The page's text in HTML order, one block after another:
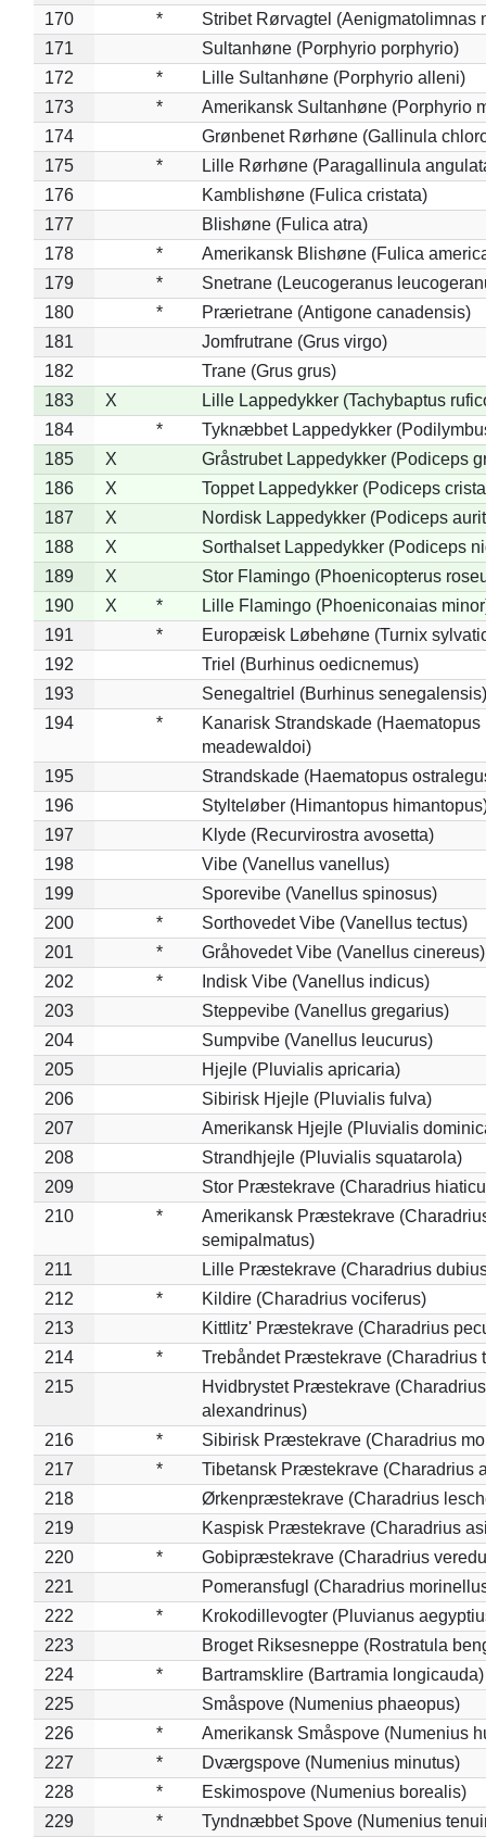
170
*
Stribet Rørvagtel (Aenigmatolimnas
171
Sultanhøne (Porphyrio porphyrio)
172
*
Lille Sultanhøne (Porphyrio alleni)
173
*
Amerikansk Sultanhøne (Porphyrio
174
Grønbenet Rørhøne (Gallinula
175
*
Lille Rørhøne (Paragallinula
176
Kamblishøne (Fulica cristata)
177
Blishøne (Fulica atra)
178
*
Amerikansk Blishøne (Fulica
179
*
Snetrane (Leucogeranus
180
*
Prærietrane (Antigone canadensis)
181
Jomfrutrane (Grus virgo)
182
Trane (Grus grus)
183
X
Lille Lappedykker (Tachybaptus
184
*
Tyknæbbet Lappedykker
185
X
Gråstrubet Lappedykker (Podiceps
186
X
Toppet Lappedykker (Podiceps
187
X
Nordisk Lappedykker (Podiceps
188
X
Sorthalset Lappedykker (Podiceps
189
X
Stor Flamingo (Phoenicopterus
190
X *
Lille Flamingo (Phoeniconaias
191
*
Europæisk Løbehøne (Turnix
192
Triel (Burhinus oedicnemus)
193
Senegaltriel (Burhinus senegalensis)
194
*
Kanarisk Strandskade (Haematopus
meadewaldoi)
195
Strandskade (Haematopus
196
Stylteløber (Himantopus
197
Klyde (Recurvirostra avosetta)
198
Vibe (Vanellus vanellus)
199
Sporevibe (Vanellus spinosus)
200
*
Sorthovedet Vibe (Vanellus tectus)
201
*
Gråhovedet Vibe (Vanellus cinereus)
202
*
Indisk Vibe (Vanellus indicus)
203
Steppevibe (Vanellus gregarius)
204
Sumpvibe (Vanellus leucurus)
205
Hjejle (Pluvialis apricaria)
206
Sibirisk Hjejle (Pluvialis fulva)
207
Amerikansk Hjejle (Pluvialis
208
Strandhjejle (Pluvialis squatarola)
209
Stor Præstekrave (Charadrius
210
*
Amerikansk Præstekrave
semipalmatus)
211
Lille Præstekrave (Charadrius
212
*
Kildire (Charadrius vociferus)
213
Kittlitz' Præstekrave (Charadrius
214
*
Trebåndet Præstekrave (Charadrius
215
Hvidbrystet Præstekrave (Charadrius
alexandrinus)
216
*
Sibirisk Præstekrave (Charadrius
217
*
Tibetansk Præstekrave (Charadrius
218
Ørkenpræstekrave (Charadrius
219
Kaspisk Præstekrave (Charadrius
220
*
Gobipræstekrave (Charadrius
221
Pomeransfugl (Charadrius
222
*
Krokodillevogter (Pluvianus
223
Broget Riksesneppe (Rostratula
224
*
Bartramsklire (Bartramia longicauda)
225
Småspove (Numenius phaeopus)
226
*
Amerikansk Småspove (Numenius
227
*
Dværgspove (Numenius minutus)
228
*
Eskimospove (Numenius borealis)
229
* Tyndnæbbet Spove (Numenius